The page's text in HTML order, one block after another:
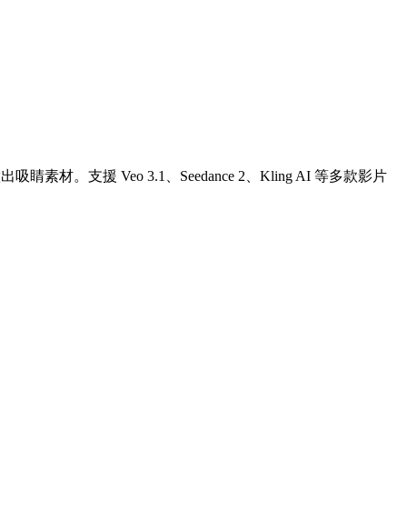
睛素材。支援 Veo 3.1、Seedance 2、Kling AI 等多款影片